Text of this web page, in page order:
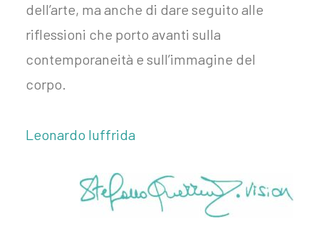
dell’arte, ma anche di dare seguito alle
riflessioni che porto avanti sulla
contemporaneità e sull’immagine del
corpo.
Leonardo Iuffrida